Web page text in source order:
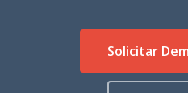
Solicitar